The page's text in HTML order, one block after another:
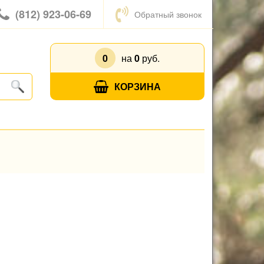
(812) 923-06-69 Обратный звонок
0 на 0руб.
КОРЗИНА